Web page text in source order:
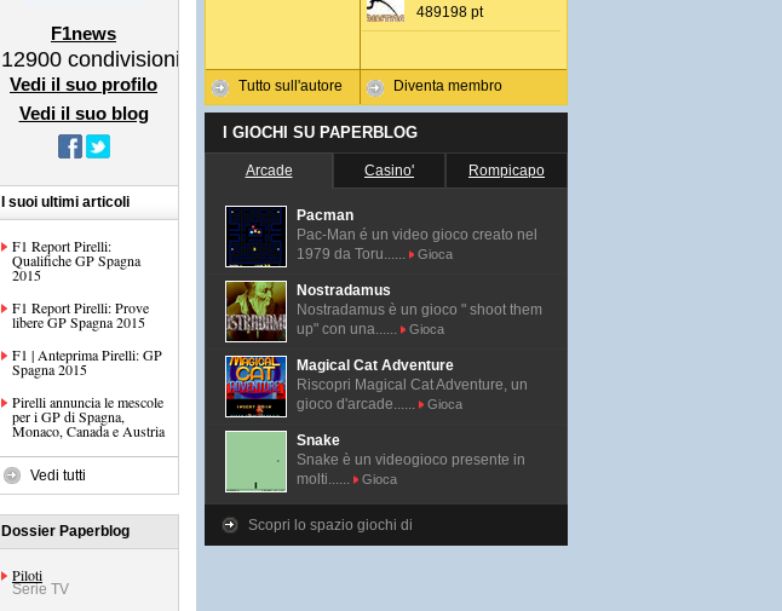
F1news
12900 condivisioni
Vedi il suo profilo
Vedi il suo blog
I suoi ultimi articoli
F1 Report Pirelli:
Qualifiche GP Spagna
2015
F1 Report Pirelli: Prove
libere GP Spagna 2015
F1 | Anteprima Pirelli: GP
Spagna 2015
Pirelli annuncia le mescole
per i GP di Spagna,
Monaco, Canada e Austria
Vedi tutti
Dossier Paperblog
Piloti
Serie TV
Tutto sull'autore
489198 pt
Diventa membro
I GIOCHI SU PAPERBLOG
Arcade Casino' Rompicapo
Pacman
Pac-Man é un video gioco creato nel
1979 da Toru......
Gioca
Nostradamus
Nostradamus è un gioco " shoot them
up" con una......
Gioca
Magical Cat Adventure
Riscopri Magical Cat Adventure, un
gioco d'arcade......
Gioca
Snake
Snake è un videogioco presente in
molti......
Gioca
Scopri lo spazio giochi di